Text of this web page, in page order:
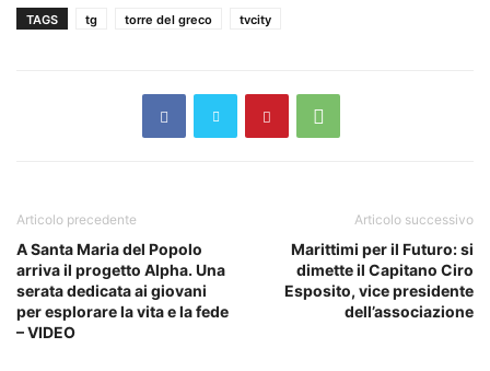
TAGS tg torre del greco tvcity
Articolo precedente
A Santa Maria del Popolo
arriva il progetto Alpha. Una
serata dedicata ai giovani
per esplorare la vita e la fede
– VIDEO
Articolo successivo
Marittimi per il Futuro: si
dimette il Capitano Ciro
Esposito, vice presidente
dell’associazione